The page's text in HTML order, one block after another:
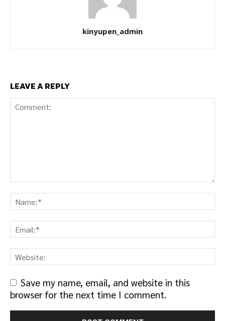
kinyupen_admin
LEAVE A REPLY
Save my name, email, and website in this
browser for the next time I comment.